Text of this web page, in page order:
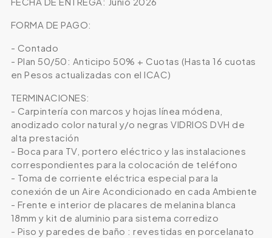
FORMA DE PAGO:
- Contado
- Plan 50/50: Anticipo 50% + Cuotas (Hasta 16 cuotas
en Pesos actualizadas con el ICAC)
TERMINACIONES:
- Carpintería con marcos y hojas línea módena,
anodizado color natural y/o negras VIDRIOS DVH de
alta prestación
- Boca para TV, portero eléctrico y las instalaciones
correspondientes para la colocación de teléfono
- Toma de corriente eléctrica especial para la
conexión de un Aire Acondicionado en cada Ambiente
- Frente e interior de placares de melanina blanca
18mm y kit de aluminio para sistema corredizo
- Piso y paredes de baño : revestidas en porcelanato